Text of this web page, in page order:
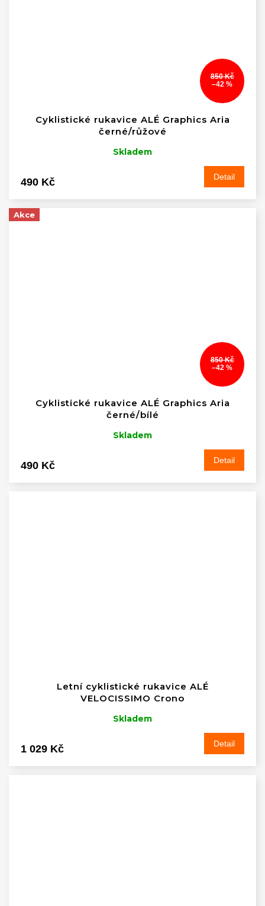
850 Kč
–42 %
Cyklistické rukavice ALÉ Graphics Aria
černé/růžové
Skladem
490 Kč Detail
Akce
850 Kč
–42 %
Cyklistické rukavice ALÉ Graphics Aria
černé/bílé
Skladem
490 Kč Detail
Letní cyklistické rukavice ALÉ
VELOCISSIMO Crono
Skladem
1 029 Kč Detail